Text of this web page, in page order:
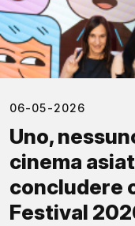
06-05-2026
Uno,
cinema
concludere
Festival